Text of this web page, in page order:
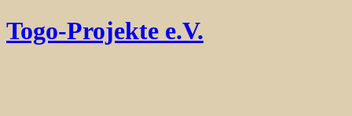
Togo-Projekte e.V.